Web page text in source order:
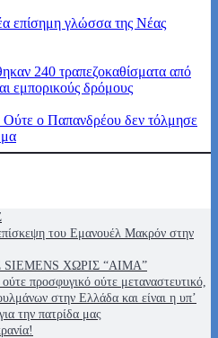
επίσημη γλώσσα της Νέας
240 τραπεζοκαθίσματα από
εμπορικούς δρόμους
ο Παπανδρέου δεν τόλμησε
του Εμανουέλ Μακρόν στην
ΧΩΡΙΣ “ΑΙΜΑ”
προσφυγικό ούτε μεταναστευτικό,
στην Ελλάδα και είναι η υπ’
την πατρίδα μας